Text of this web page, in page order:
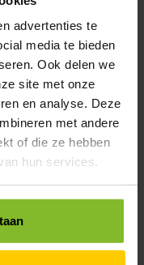
advertenties te
media te bieden
Ook delen we
site met onze
en analyse. Deze
met andere
of die ze hebben
hun services.